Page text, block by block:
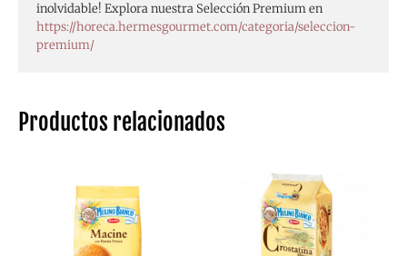
Productos relacionados
inolvidable! Explora nuestra Selección Premium en
https://horeca.hermesgourmet.com/categoria/seleccion-
premium/